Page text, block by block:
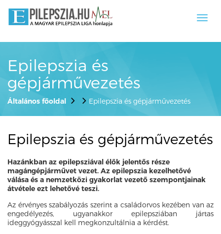
Epilepszia és
gépjárművezetés
Általános főoldal Epilepszia és gépjárművezetés
Epilepszia és gépjárművezetés
Hazánkban az epilepsziával élők jelentős része
magángépjárművet vezet. Az epilepszia kezelhetővé
válása és a nemzetközi gyakorlat vezető szempontjainak
átvétele ezt lehetővé teszi.
Az érvényes szabályozás szerint a családorvos kezében van az
engedélyezés, ugyanakkor epilepsziában jártas
ideggyógyásszal kell megkonzultálnia a kérdést.